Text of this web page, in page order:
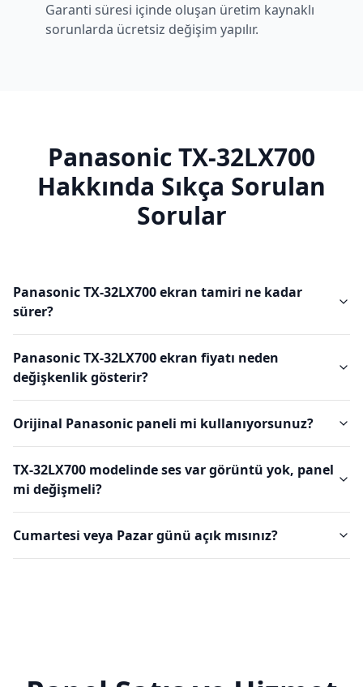
Garanti süresi içinde oluşan üretim kaynaklı
sorunlarda ücretsiz değişim yapılır.
PanasonicTX-32LX700
Hakkında Sıkça Sorulan
Sorular
Panasonic TX-32LX700 ekran tamiri ne kadar
sürer?
Panasonic TX-32LX700 ekran fiyatı neden
değişkenlik gösterir?
Orijinal Panasonic paneli mi kullanıyorsunuz?
TX-32LX700 modelinde ses var görüntü yok, panel
mi değişmeli?
Cumartesi veya Pazar günü açık mısınız?